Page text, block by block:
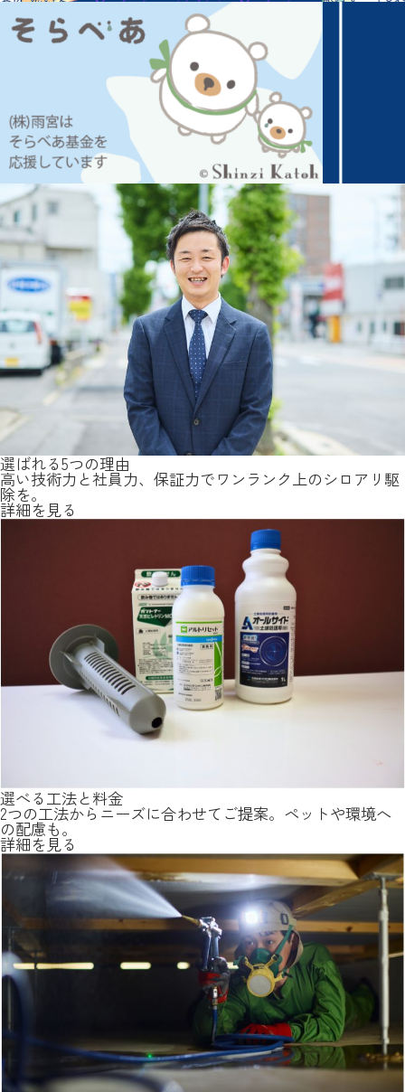
選ばれる5つの理由
高い技術力と社員力、保証力でワンランク上のシロアリ駆
除を。
詳細を見る
選べる工法と料金
2つの工法からニーズに合わせてご提案。ペットや環境へ
の配慮も。
詳細を見る